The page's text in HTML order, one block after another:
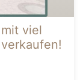
viel